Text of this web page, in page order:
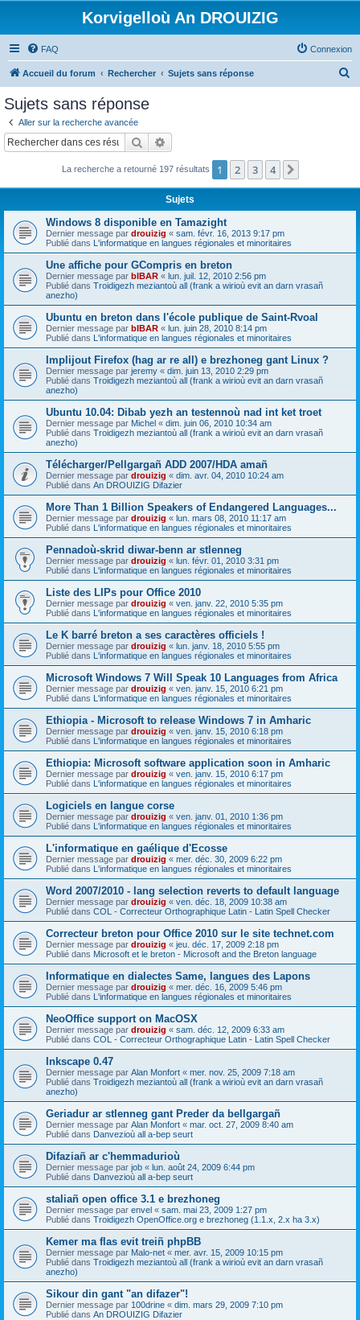
Korvigelloù An DROUIZIG
FAQ Connexion
Accueil du forum Rechercher Sujets sans réponse
c
Sujets sans réponse
Aller sur la recherche avancée
Rechercher
La recherche a retourné 197 résultats 1 2 3 4
Sujets
Windows 8 disponible en Tamazight
Dernier message par drouizig « sam. févr. 16, 2013 9:17 pm
Publié dans L'informatique en langues régionales et minoritaires
Une affiche pour GCompris en breton
Dernier message par bIBAR « lun. juil. 12, 2010 2:56 pm
Publié dans Troidigezh meziantoù all (frank a wirioù evit an darn vrasañ
anezho)
Ubuntu en breton dans l'école publique de Saint-Rvoal
Dernier message par bIBAR « lun. juin 28, 2010 8:14 pm
Publié dans L'informatique en langues régionales et minoritaires
Implijout Firefox (hag ar re all) e brezhoneg gant Linux ?
Dernier message par jeremy « dim. juin 13, 2010 2:29 pm
Publié dans Troidigezh meziantoù all (frank a wirioù evit an darn vrasañ
anezho)
Ubuntu 10.04: Dibab yezh an testennoù nad int ket troet
Dernier message par Michel « dim. juin 06, 2010 10:34 am
Publié dans Troidigezh meziantoù all (frank a wirioù evit an darn vrasañ
anezho)
Télécharger/Pellgargañ ADD 2007/HDA amañ
Dernier message par drouizig « dim. avr. 04, 2010 10:24 am
Publié dans An DROUIZIG Difazier
More Than 1 Billion Speakers of Endangered Languages...
Dernier message par drouizig « lun. mars 08, 2010 11:17 am
Publié dans L'informatique en langues régionales et minoritaires
Pennadoù-skrid diwar-benn ar stlenneg
Dernier message par drouizig « lun. févr. 01, 2010 3:31 pm
Publié dans L'informatique en langues régionales et minoritaires
Liste des LIPs pour Office 2010
Dernier message par drouizig « ven. janv. 22, 2010 5:35 pm
Publié dans L'informatique en langues régionales et minoritaires
Le K barré breton a ses caractères officiels !
Dernier message par drouizig « lun. janv. 18, 2010 5:55 pm
Publié dans L'informatique en langues régionales et minoritaires
Microsoft Windows 7 Will Speak 10 Languages from Africa
Dernier message par drouizig « ven. janv. 15, 2010 6:21 pm
Publié dans L'informatique en langues régionales et minoritaires
Ethiopia - Microsoft to release Windows 7 in Amharic
Dernier message par drouizig « ven. janv. 15, 2010 6:18 pm
Publié dans L'informatique en langues régionales et minoritaires
Ethiopia: Microsoft software application soon in Amharic
Dernier message par drouizig « ven. janv. 15, 2010 6:17 pm
Publié dans L'informatique en langues régionales et minoritaires
Logiciels en langue corse
Dernier message par drouizig « ven. janv. 01, 2010 1:36 pm
Publié dans L'informatique en langues régionales et minoritaires
L'informatique en gaélique d'Ecosse
Dernier message par drouizig « mer. déc. 30, 2009 6:22 pm
Publié dans L'informatique en langues régionales et minoritaires
Word 2007/2010 - lang selection reverts to default language
Dernier message par drouizig « ven. déc. 18, 2009 10:38 am
Publié dans COL - Correcteur Orthographique Latin - Latin Spell Checker
Correcteur breton pour Office 2010 sur le site technet.com
Dernier message par drouizig « jeu. déc. 17, 2009 2:18 pm
Publié dans Microsoft et le breton - Microsoft and the Breton language
Informatique en dialectes Same, langues des Lapons
Dernier message par drouizig « mer. déc. 16, 2009 5:46 pm
Publié dans L'informatique en langues régionales et minoritaires
NeoOffice support on MacOSX
Dernier message par drouizig « sam. déc. 12, 2009 6:33 am
Publié dans COL - Correcteur Orthographique Latin - Latin Spell Checker
Inkscape 0.47
Dernier message par Alan Monfort « mer. nov. 25, 2009 7:18 am
Publié dans Troidigezh meziantoù all (frank a wirioù evit an darn vrasañ
anezho)
Geriadur ar stlenneg gant Preder da bellgargañ
Dernier message par Alan Monfort « mar. oct. 27, 2009 8:40 am
Publié dans Danvezioù all a-bep seurt
Difaziañ ar c'hemmadurioù
Dernier message par job « lun. août 24, 2009 6:44 pm
Publié dans Danvezioù all a-bep seurt
staliañ open office 3.1 e brezhoneg
Dernier message par envel « sam. mai 23, 2009 1:27 pm
Publié dans Troidigezh OpenOffice.org e brezhoneg (1.1.x, 2.x ha 3.x)
Kemer ma flas evit treiñ phpBB
Dernier message par Malo-net « mer. avr. 15, 2009 10:15 pm
Publié dans Troidigezh meziantoù all (frank a wirioù evit an darn vrasañ
anezho)
Sikour din gant "an difazer"!
Dernier message par 100drine « dim. mars 29, 2009 7:10 pm
Publié dans An DROUIZIG Difazier